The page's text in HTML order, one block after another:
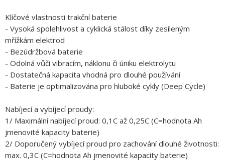
Klíčové vlastnosti trakční baterie
- Vysoká spolehlivost a cyklická stálost díky zesíleným
mřížkám elektrod
- Bezúdržbová baterie
- Odolná vůči vibracím, náklonu či úniku elektrolytu
- Dostatečná kapacita vhodná pro dlouhé používání
- Baterie je optimalizována pro hluboké cykly (Deep Cycle)
Nabíjecí a vybíjecí proudy:
1/ Maximální nabíjecí proud: 0,1C až 0,25C (C=hodnota Ah
jmenovité kapacity baterie)
2/ Doporučený vybíjecí proud pro zachování dlouhé životnosti:
max. 0,3C (C=hodnota Ah jmenovité kapacity baterie)